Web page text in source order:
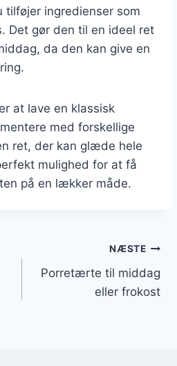
ingredienser som
Det gør den til en ideel ret
da den kan give en
at lave en klassisk
med forskellige
ret, der kan glæde hele
mulighed for at få
på en lækker måde.
NÆSTE
Porretærte til middag
eller frokost